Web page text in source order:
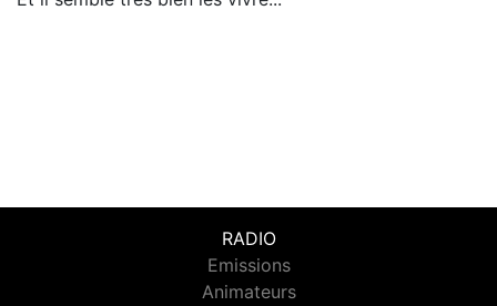
RADIO
Emissions
Animateurs